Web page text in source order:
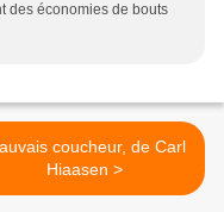
des économies de bouts
coucheur, de Carl
Hiaasen >